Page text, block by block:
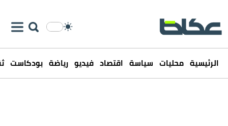
الرئيسية محليات سياسة اقتصاد فيديو رياضة بودكاست